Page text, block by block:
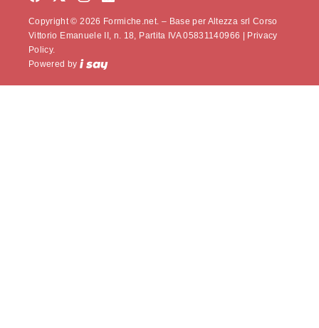
Copyright © 2026 Formiche.net. – Base per Altezza srl Corso
Vittorio Emanuele II, n. 18, Partita IVA 05831140966 | Privacy
Policy.
Powered by